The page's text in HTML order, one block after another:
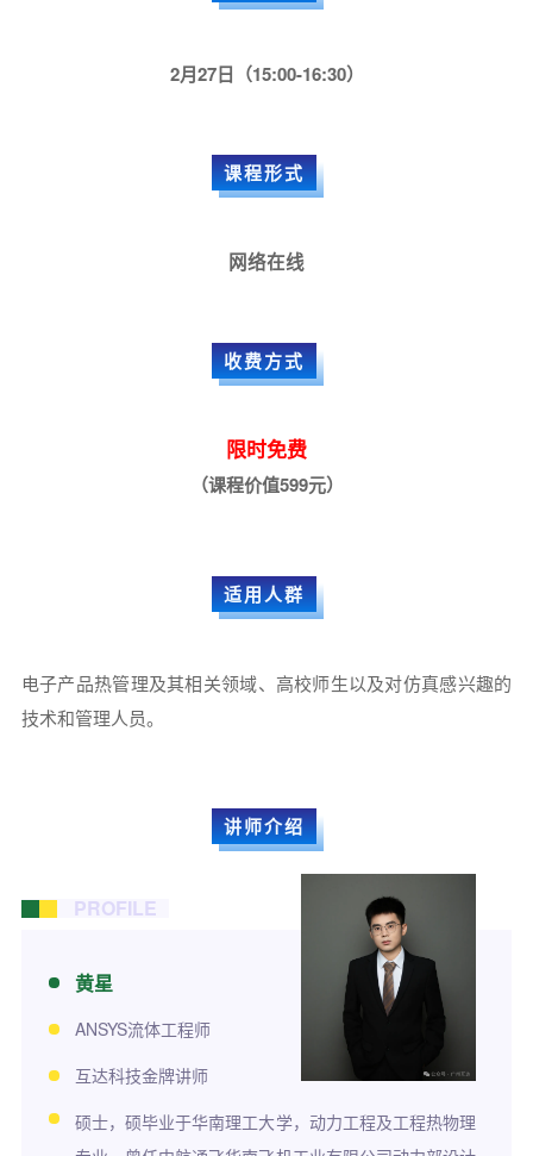
2月27日（15:00-16:30）
课程形式
网络在线
收费方式
限时免费
（课程价值599元）
适用人群
电子产品热管理及其相关领域、高校师生以及对仿真感兴趣的
技术和管理人员。
讲师介绍
PROFILE
黄星
ANSYS流体工程师
互达科技金牌讲师
硕士，硕毕业于华南理工大学，动力工程及工程热物理